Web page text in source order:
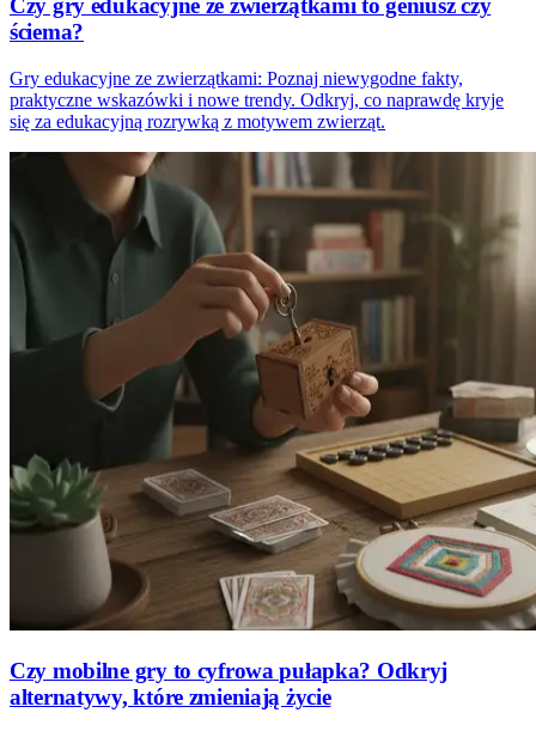
Czy gry edukacyjne ze zwierzątkami to geniusz czy
ściema?
Gry edukacyjne ze zwierzątkami: Poznaj niewygodne fakty,
praktyczne wskazówki i nowe trendy. Odkryj, co naprawdę kryje
się za edukacyjną rozrywką z motywem zwierząt.
Czy mobilne gry to cyfrowa pułapka? Odkryj
alternatywy, które zmieniają życie